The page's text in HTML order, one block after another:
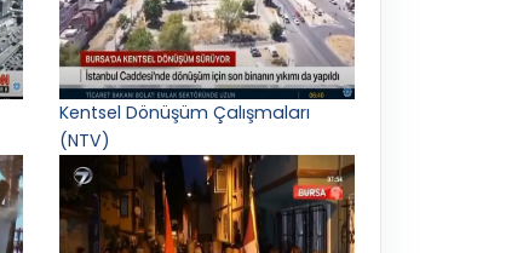
Kentsel Dönüşüm Çalışmaları
(NTV)